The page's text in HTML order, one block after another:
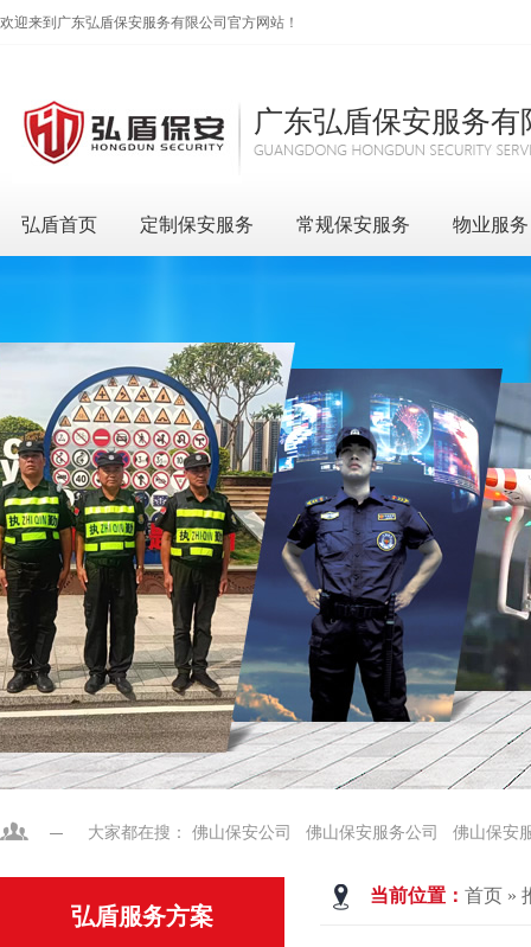
欢迎来到广东弘盾保安服务有限公司官方网站！
广东弘盾保安服务
弘盾首页 定制保安服务 常规保安服务 物业服务
大家都在搜： 佛山保安公司 佛山保安服务公司 佛山保安
弘盾服务方案
当前位置： 首页 »